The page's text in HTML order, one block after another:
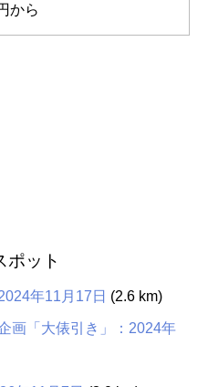
から
ポット
年11月17日 (2.6 km)
画「大俵引き」：2024年